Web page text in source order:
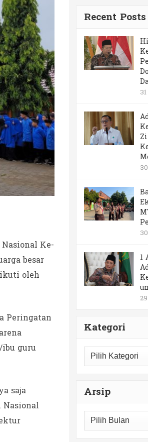
Ke-
besar
oleh
Peringatan
guru
saja
Recent Posts
1
Kategori
Kategori
Arsip
Arsip